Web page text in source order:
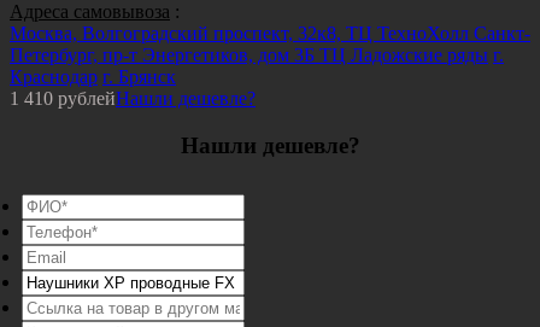
Адреса самовывоза :
Москва, Волгоградский проспект, 32к8, ТЦ ТехноХолл Санкт-
Петербург, пр-т Энергетиков, дом 3Б ТЦ Ладожские ряды г.
Краснодар г. Брянск
1 410 рублейНашли дешевле?
Нашли дешевле?